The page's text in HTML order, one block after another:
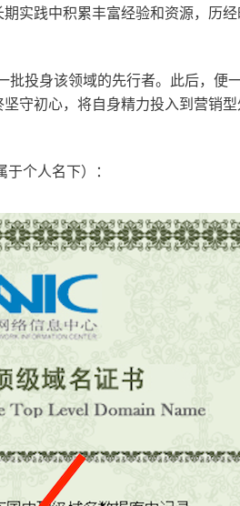
实践中积累丰富经验和资源，历
投身该领域的先行者。此后，便
守初心，将自身精力投入到营销
个人名下）：